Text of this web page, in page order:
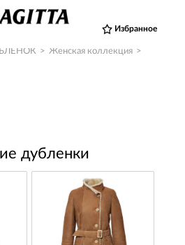
Избранное
> Женская коллекция >
дубленки